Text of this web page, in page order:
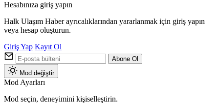
Hesabınıza giriş yapın
Halk Ulaşım Haber ayrıcalıklarından yararlanmak için giriş yapın
veya hesap oluşturun.
Giriş Yap Kayıt Ol
Abone Ol
Mod değiştir
Mod Ayarları
Mod seçin, deneyimini kişiselleştirin.